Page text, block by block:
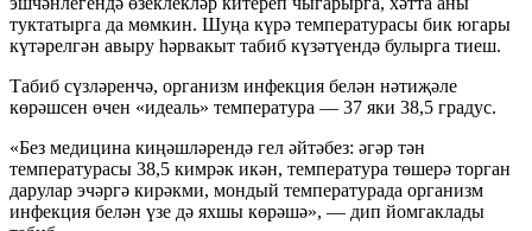
туктатырга да мөмкин. Шуңа күрә температурасы бик югары
күтәрелгән авыру һәрвакыт табиб күзәтүендә булырга тиеш.
Табиб сүзләренчә, организм инфекция белән нәтиҗәле
көрәшсен өчен «идеаль» температура — 37 яки 38,5 градус.
«Без медицина киңәшләрендә гел әйтәбез: әгәр тән
температурасы 38,5 кимрәк икән, температура төшерә торган
дарулар эчәргә кирәкми, мондый температурада организм
инфекция белән үзе дә яхшы көрәшә», — дип йомгаклады